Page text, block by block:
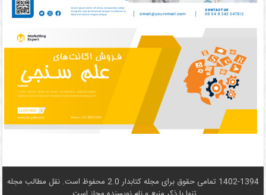
1402-1394 تمامی حقوق برای مجله کتابدار 2.0 محفوظ است. نقل مطالب مجله